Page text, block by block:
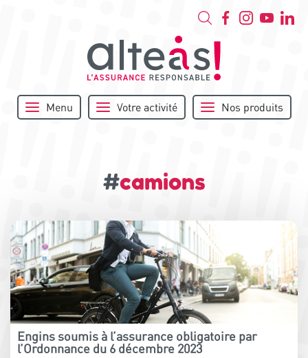
Menu Votre activité Nos produits
#camions
Engins soumis à l’assurance obligatoire par
l’Ordonnance du 6 décembre 2023